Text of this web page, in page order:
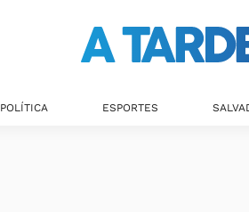
POLÍTICA ESPORTES